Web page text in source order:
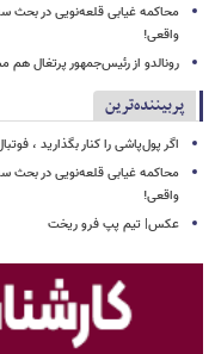
محاکمه غیابی قلعه‌نویی در بحث سه
واقعی!
رونالدو از رئیس‌جمهور پرتغال هم
پربیننده‌ترین
اگر پول‌پاشی را کنار بگذارید ،
محاکمه غیابی قلعه‌نویی در بحث سه
واقعی!
عکس| تیم پپ فرو ریخت